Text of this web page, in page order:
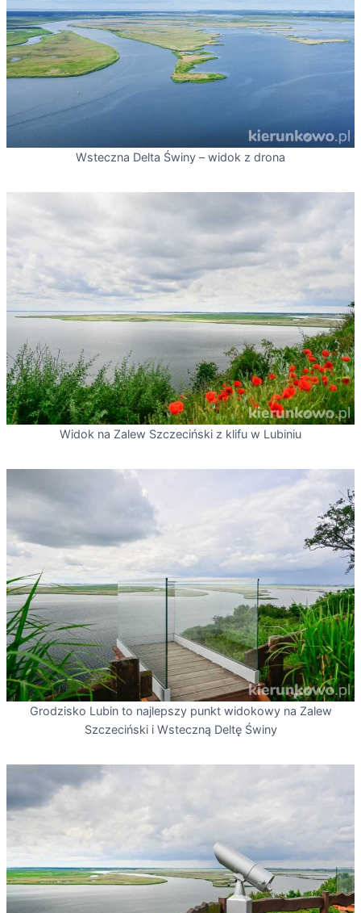
Wsteczna Delta Świny – widok z drona
Widok na Zalew Szczeciński z klifu w Lubiniu
Grodzisko Lubin to najlepszy punkt widokowy na Zalew
Szczeciński i Wsteczną Deltę Świny